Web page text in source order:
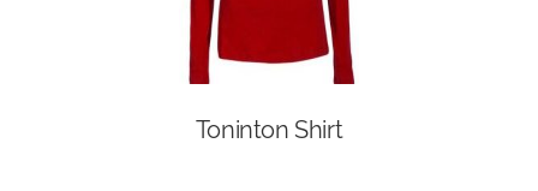
Toninton Shirt